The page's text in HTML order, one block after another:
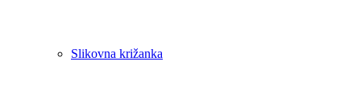
Slikovna križanka